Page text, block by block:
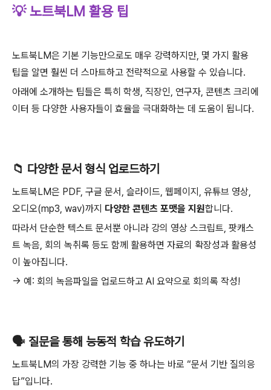
💡 노트북LM 활용 팁
노트북LM은 기본 기능만으로도 매우 강력하지만, 몇 가지 활용
팁을 알면 훨씬 더 스마트하고 전략적으로 사용할 수 있습니다.
아래에 소개하는 팁들은 특히 학생, 직장인, 연구자, 콘텐츠 크리에
이터 등 다양한 사용자들이 효율을 극대화하는 데 도움이 됩니다.
📁 다양한 문서 형식 업로드하기
노트북LM은 PDF, 구글 문서, 슬라이드, 웹페이지, 유튜브 영상,
오디오(mp3, wav)까지 다양한 콘텐츠 포맷을 지원합니다.
따라서 단순한 텍스트 문서뿐 아니라 강의 영상 스크립트, 팟캐스
트 녹음, 회의 녹취록 등도 함께 활용하면 자료의 확장성과 활용성
이 높아집니다.
→ 예: 회의 녹음파일을 업로드하고 AI 요약으로 회의록 작성!
🗣️ 질문을 통해 능동적 학습 유도하기
노트북LM의 가장 강력한 기능 중 하나는 바로 “문서 기반 질의응
답”입니다.